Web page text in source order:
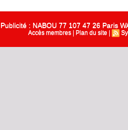
: NABOU 77 107 47 26 Paris
Accès membres Plan du site